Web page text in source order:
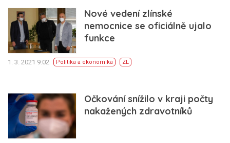
Nové vedení zlínské
nemocnice se oficiálně ujalo
funkce
1. 3. 2021 9:02 Politika a ekonomika ZL
Očkování snížilo v kraji počty
nakažených zdravotníků